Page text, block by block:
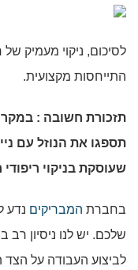
לסיכום, ניקוי מעמיק
התייחסות מקצועית.
תזכורת חשובה :
תספגו את הנוזל עם
שעוסקת בניקוי ריפודי
בחברת המבריקים נדע
שלכם. יש לנו ניסיון רב
לביצוע העבודה על הצד